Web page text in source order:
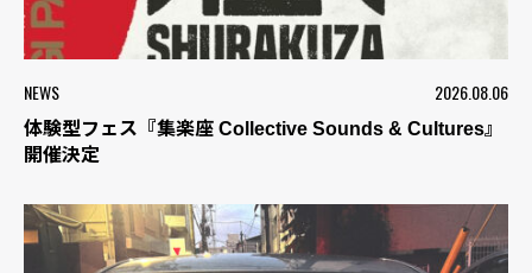
NEWS 2026.08.06
体験型フェス『集楽座 Collective Sounds & Cultures』
開催決定